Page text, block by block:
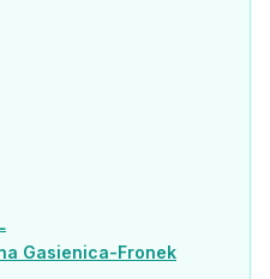
Gasienica-Fronek